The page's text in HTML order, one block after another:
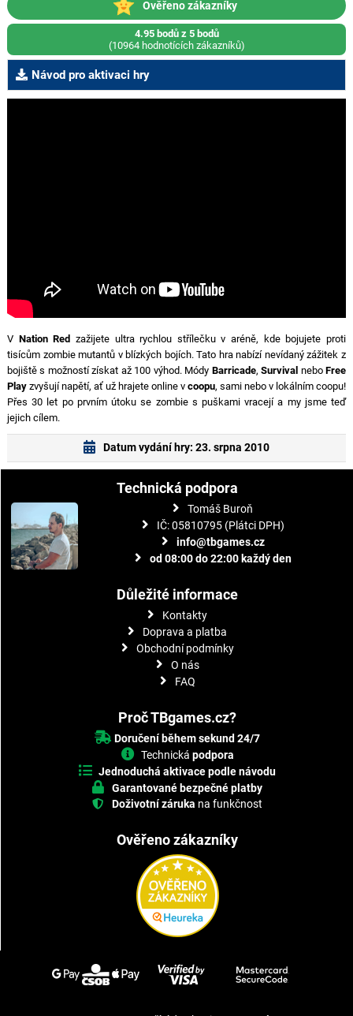
Ověřeno zákazníky
4.95 bodů z 5 bodů
(10964 hodnotících zákazníků)
Návod pro aktivaci hry
V Nation Red zažijete ultra rychlou střílečku v aréně, kde bojujete proti
tisícům zombie mutantů v blízkých bojích. Tato hra nabízí nevídaný zážitek z
bojiště s možností získat až 100 výhod. Módy Barricade,Survival neboFree
Playzvyšují napětí, ať už hrajete online vcoopu, sami nebo v lokálním coopu!
Přes 30 let po prvním útoku se zombie s puškami vracejí a my jsme teď
jejich cílem.
Datum vydání hry: 23. srpna 2010
Technická podpora
Tomáš Buroň
IČ: 05810795 (Plátci DPH)
info@tbgames.cz
od 08:00 do 22:00 každý den
Důležité informace
Kontakty
Doprava a platba
Obchodní podmínky
O nás
FAQ
Proč TBgames.cz?
Doručení během sekund 24/7
Technická podpora
Jednoduchá aktivace podle návodu
Garantované bezpečné platby
Doživotní záruka na funkčnost
Ověřeno zákazníky